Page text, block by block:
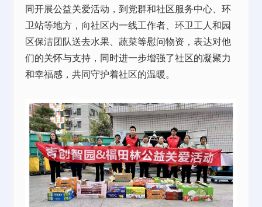
同开展公益关爱活动，到党群和社区服务中心、环
卫站等地方，向社区内一线工作者、环卫工人和园
区保洁团队送去水果、蔬菜等慰问物资，表达对他
们的关怀与支持，同时进一步增强了社区的凝聚力
和幸福感，共同守护着社区的温暖。